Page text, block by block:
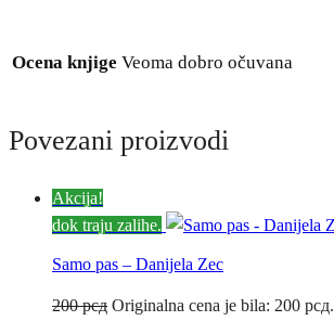
Ocena knjige Veoma dobro očuvana
Povezani proizvodi
Akcija!
dok traju zalihe.
Samo pas – Danijela Zec
200рсд Originalna cena je bila: 200 рсд.